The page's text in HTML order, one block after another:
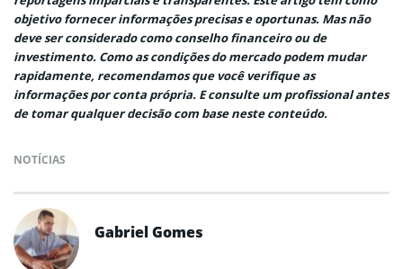
objetivo fornecer informações precisas e oportunas. Mas não
deve ser considerado como conselho financeiro ou de
investimento. Como as condições do mercado podem mudar
rapidamente, recomendamos que você verifique as
informações por conta própria. E consulte um profissional antes
de tomar qualquer decisão com base neste conteúdo.
NOTÍCIAS
Gabriel Gomes